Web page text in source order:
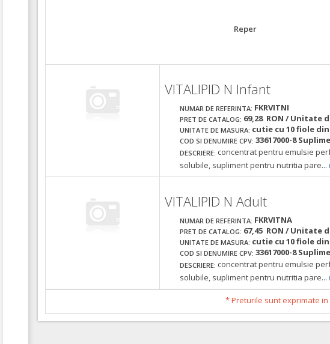
Reper
VITALIPID N Infant
NUMAR DE REFERINTA: FKRVITNI
PRET DE CATALOG: 69,28 RON / Unitate
UNITATE DE MASURA: cutie cu 10 fiole
COD SI DENUMIRE CPV: 33617000-8
DESCRIERE: concentrat pentru emulsie
solubile, supliment pentru nutritia pare...
VITALIPID N Adult
NUMAR DE REFERINTA: FKRVITNA
PRET DE CATALOG: 67,45 RON / Unitate
UNITATE DE MASURA: cutie cu 10 fiole
COD SI DENUMIRE CPV: 33617000-8
DESCRIERE: concentrat pentru emulsie
solubile, supliment pentru nutritia pare...
* Preturile sunt exprimate in